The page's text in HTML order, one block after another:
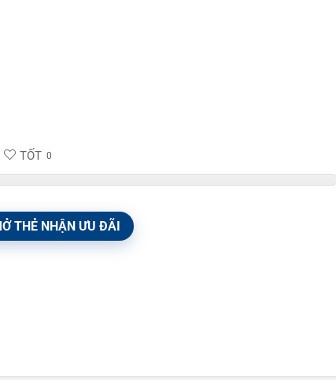
TỐT 0
THẺ NHẬN ƯU ĐÃI